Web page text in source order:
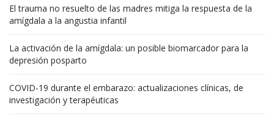
El trauma no resuelto de las madres mitiga la respuesta de la
amígdala a la angustia infantil
La activación de la amígdala: un posible biomarcador para la
depresión posparto
COVID-19 durante el embarazo: actualizaciones clínicas, de
investigación y terapéuticas